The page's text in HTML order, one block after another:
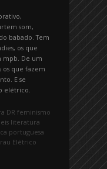
som,
babado. Tem
os que
mpb. De um
os que fazem
E se
elétrico.
DR feminismo
leis literatura
portuguesa
Elétrico